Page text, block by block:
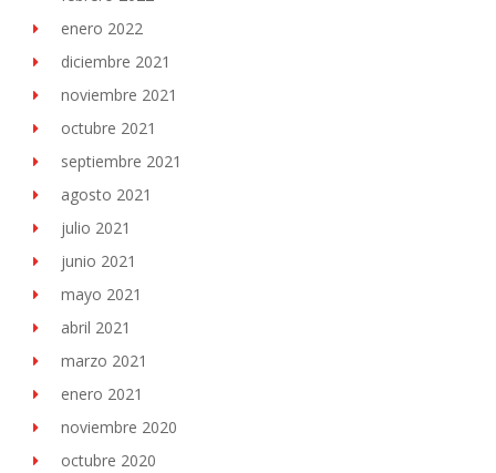
enero 2022
diciembre 2021
noviembre 2021
octubre 2021
septiembre 2021
agosto 2021
julio 2021
junio 2021
mayo 2021
abril 2021
marzo 2021
enero 2021
noviembre 2020
octubre 2020